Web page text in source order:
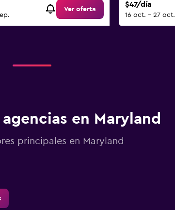
Ver oferta
$47/día
16 oct. - 27 oct.
en Maryland
principales en Maryland